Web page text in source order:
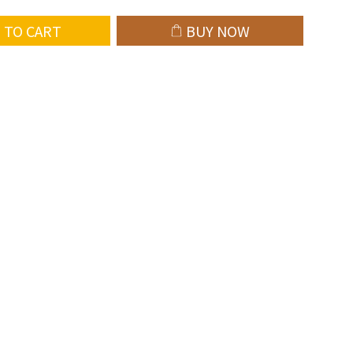
CART BUY NOW